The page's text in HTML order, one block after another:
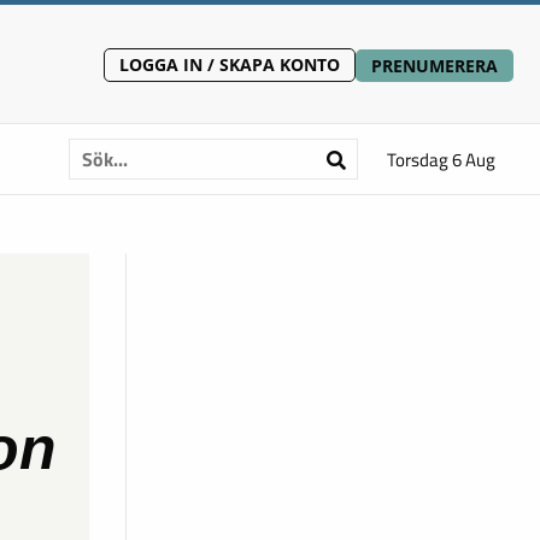
LOGGA IN / SKAPA KONTO PRENUMERERA
Torsdag 6 Aug